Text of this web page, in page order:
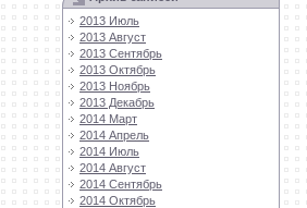
2013 Июль
2013 Август
2013 Сентябрь
2013 Октябрь
2013 Ноябрь
2013 Декабрь
2014 Март
2014 Апрель
2014 Июль
2014 Август
2014 Сентябрь
2014 Октябрь